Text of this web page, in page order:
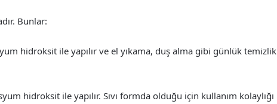
Bunlar:
hidroksit ile yapılır ve el yıkama, duş alma gibi günlük temizlik
hidroksit ile yapılır. Sıvı formda olduğu için kullanım kolaylığı